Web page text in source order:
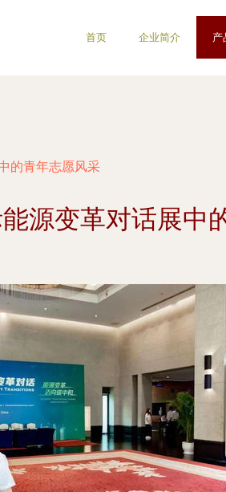
首页 企业简介 产
的青年志愿风采
源变革对话展中